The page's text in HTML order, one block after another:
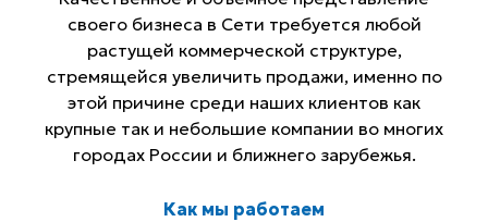
своего бизнеса в Сети требуется любой
растущей коммерческой структуре,
стремящейся увеличить продажи, именно по
этой причине среди наших клиентов как
крупные так и небольшие компании во многих
городах России и ближнего зарубежья.
Как мы работаем